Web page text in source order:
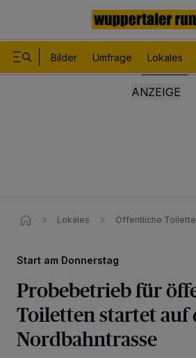
Bilder Umfrage Lokales
Lokales Öffentliche
Start am Donnerstag
Probebetrieb für
Toiletten startet auf
Nordbahntrasse